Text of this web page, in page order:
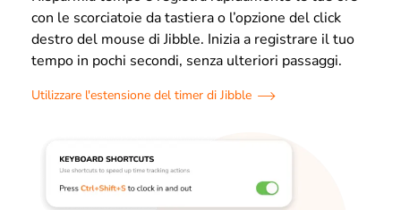
con le scorciatoie da tastiera o l’opzione del click
destro del mouse di Jibble. Inizia a registrare il tuo
tempo in pochi secondi, senza ulteriori passaggi.
Utilizzare l'estensione del timer di Jibble